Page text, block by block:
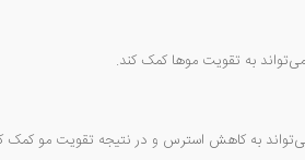
به تقویت موها کمک کند.
به کاهش استرس و در نتیجه تقویت مو کمک